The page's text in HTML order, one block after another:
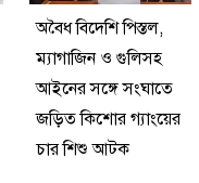
অবৈধ বিদেশি পিস্তল,
ম্যাগাজিন ও গুলিসহ
আইনের সঙ্গে সংঘাতে
জড়িত কিশোর গ্যাংয়ের
চার শিশু আটক